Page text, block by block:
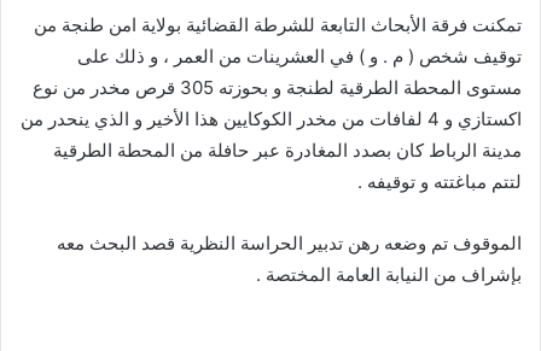
تمكنت فرقة الأبحاث التابعة للشرطة القضائية بولاية امن طنجة من
توقيف شخص ( م . و ) في العشرينات من العمر ، و ذلك على
مستوى المحطة الطرقية لطنجة و بحوزته 305 قرص مخدر من نوع
اكستازي و 4 لفافات من مخدر الكوكايين هذا الأخير و الذي ينحدر من
مدينة الرباط كان بصدد المغادرة عبر حافلة من المحطة الطرقية
لتتم مباغتته و توقيفه .
الموقوف تم وضعه رهن تدبير الحراسة النظرية قصد البحث معه
بإشراف من النيابة العامة المختصة .